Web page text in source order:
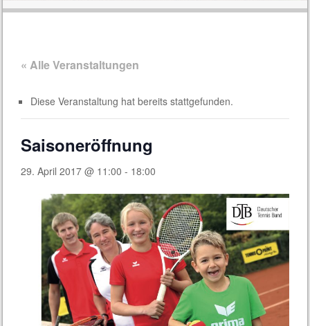
« Alle Veranstaltungen
Diese Veranstaltung hat bereits stattgefunden.
Saisoneröffnung
29. April 2017 @ 11:00 - 18:00